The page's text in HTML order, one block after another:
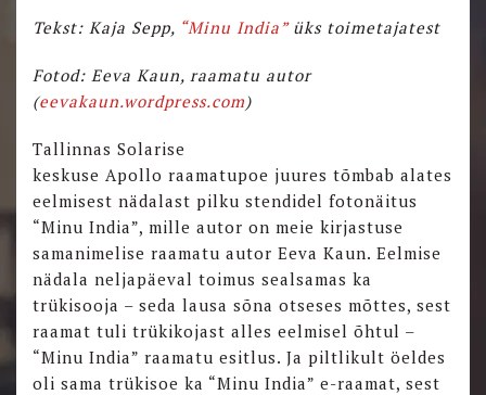
Tekst: Kaja Sepp, “Minu India” üks toimetajatest
Fotod: Eeva Kaun, raamatu autor
(eevakaun.wordpress.com)
Tallinnas Solarise
keskuse Apollo raamatupoe juures tõmbab alates
eelmisest nädalast pilku stendidel fotonäitus
“Minu India”, mille autor on meie kirjastuse
samanimelise raamatu autor Eeva Kaun. Eelmise
nädala neljapäeval toimus sealsamas ka
trükisooja – seda lausa sõna otseses mõttes, sest
raamat tuli trükikojast alles eelmisel õhtul –
“Minu India” raamatu esitlus. Ja piltlikult öeldes
oli sama trükisoe ka “Minu India” e-raamat, sest